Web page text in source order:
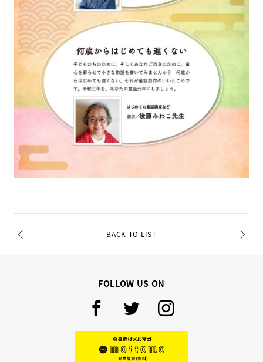
BACK TO LIST
FOLLOW US ON
Facebook
TwitterInstagram